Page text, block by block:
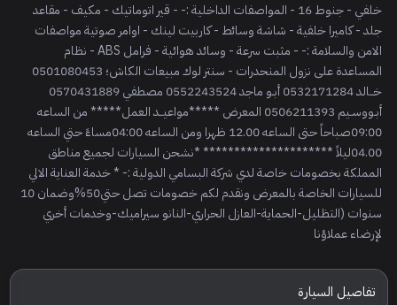
خلفي - جنوط 16 - المواصفات الداخلية :- - قير اتوماتيك - مكيف - مقاعد
جلد - كاميرا خلفية - شاشة وسائط - كاربيت لينك - اوامر صوتية مواصفات
الامن والسلامة :- - مثبت سرعة - وسائد هوائية - فرامل ABS - نظام
المساعدة على نزول المنحدرات - سنتر لوك مبيعات الكاش؛ 0501080453
خــالد 0532171284 أبـو ماجد 0552243524 مصطفي 0570431889
أبـووسـيم 0506211393 المعرض *****مواعيــد العمل***** من الساعه
09:00صباحاً حتى الساعه 12.00 ظهرا ومن الساعه 04:00مساءً حتي الساعه
04.00ليلاً ********************* *نشحن السيارات لجميع مناطق
المملكة بخصومات خاصة لدي شركة البسامي الدولية :- * خدمة العناية الالي
للسيارات الخاصة بالمعرض ونقدم لكم خصومات تصل حتي50%وضمان 10
سنوات (التظليل-الحماية-العازل الحراري-النانو سيراميك-وخدمات أخري
لإرضاء عملاؤنا
تفاصيل السيارة